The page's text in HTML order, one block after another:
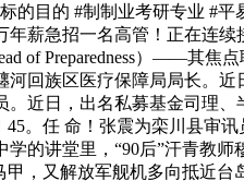
的目的 #制制业考研专业 #
薪急招一名高管！正在连
of Preparedness）——其焦
回族区医疗保障局局长。
。近日，出名私募基金司理
45。任 命！张震为栾川县
的讲堂里，“90后”汗青教
，又解放军舰机多向抵近